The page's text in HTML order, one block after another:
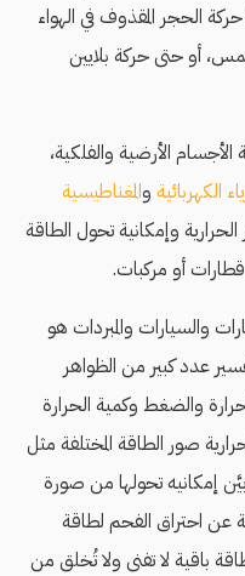
الحجر المقذوف في الهواء
أو حتى حركة بلايين
الأرضية والفلكية،
الكهربائية والمغناطيسية
وإمكانية تحول الطاقة
أو مركبات.
والسيارات والمبردات هو
عدد كبير من الظواهر
والضغط وكمية الحرارة
صور الطاقة المختلفة مثل
إمكانيه تحولها من صورة
عن احتراق الفحم لطاقة
باقية لا تفنى ولا تُخلق من